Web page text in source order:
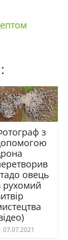
з
овець
рухомий
07.07.2021